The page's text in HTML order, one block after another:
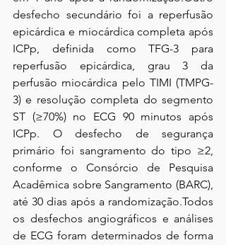
desfecho secundário foi a reperfusão
epicárdica e miocárdica completa após
ICPp, definida como TFG-3 para
reperfusão epicárdica, grau 3 da
perfusão miocárdica pelo TIMI (TMPG-
3) e resolução completa do segmento
ST (≥70%) no ECG 90 minutos após
ICPp. O desfecho de segurança
primário foi sangramento do tipo ≥2,
conforme o Consórcio de Pesquisa
Acadêmica sobre Sangramento (BARC),
até 30 dias após a randomização.Todos
os desfechos angiográficos e análises
de ECG foram determinados de forma